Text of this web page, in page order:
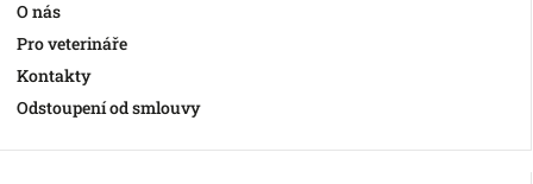
O nás
Pro veterináře
Kontakty
Odstoupení od smlouvy